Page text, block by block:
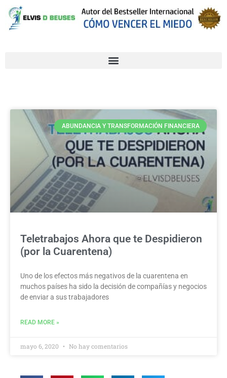
ABUNDANCIA Y TRANSFORMACIÓN FINANCIERA
Teletrabajos Ahora que te Despidieron
(por la Cuarentena)
Uno de los efectos más negativos de la cuarentena en
muchos países ha sido la decisión de compañías y negocios
de enviar a sus trabajadores
READ MORE »
mayo 6, 2020 No hay comentarios